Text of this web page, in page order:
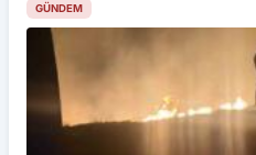
GÜNDEM